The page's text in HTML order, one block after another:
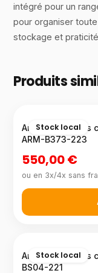
intégré pour un
pour organiser
stockage et
Produits
Stock local
Armoire à portes
ARM-B373-223
550,00 €
ou en 3x/4x sans
Stock local
Armoire 6 portes
BS04-221